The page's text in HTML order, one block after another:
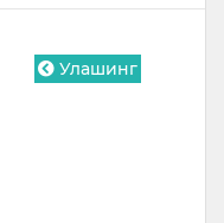
Улашинг